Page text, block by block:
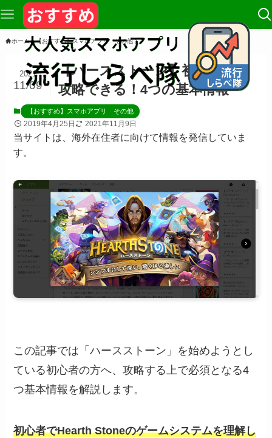
ホーム 【おすすめ】スマホアプリ その他
【ハースストーン】初心者でも
攻略できる！4つの基本情報
2021
11/09
【おすすめ】スマホアプリ その他
2019年4月25日 2021年11月9日
当サイトは、海外在住者に向けて情報を発信していま
す。
この記事では「ハースストーン」を始めようとし
ている初心者の方へ、攻略する上で必須となる4
つ基本情報を解説します。
初心者でHearth Stoneのゲームシステムを理解し